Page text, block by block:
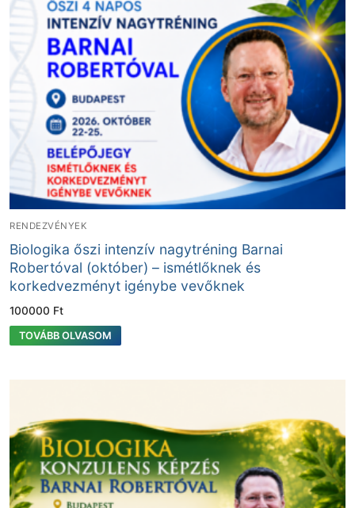
RENDEZVÉNYEK
Biologika őszi intenzív nagytréning Barnai
Robertóval (október) – ismétlőknek és
korkedvezményt igénybe vevőknek
100000 Ft
TOVÁBB OLVASOM